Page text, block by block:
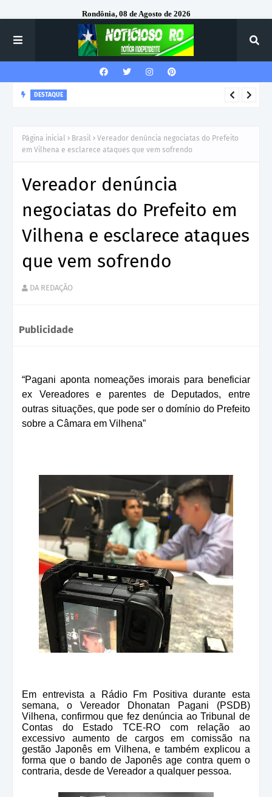
Rondônia, 08 de Agosto de 2026
DESTAQUE
Página inicial Brasil
Vereador denúncia negociatas do Prefeito
em Vilhena e esclarece ataques que vem sofrendo
Vereador denúncia
negociatas do Prefeito em
Vilhena e esclarece ataques
que vem sofrendo
DA REDAÇÃO
Publicidade
“Pagani aponta nomeações imorais para beneficiar
ex Vereadores e parentes de Deputados, entre
outras situações, que pode ser o domínio do Prefeito
sobre a Câmara em Vilhena”
Em entrevista a Rádio Fm Positiva durante esta
semana, o Vereador Dhonatan Pagani (PSDB)
Vilhena, confirmou que fez denúncia ao Tribunal de
Contas do Estado TCE-RO com relação ao
excessivo aumento de cargos em comissão na
gestão Japonês em Vilhena, e também explicou a
forma que o bando de Japonês age contra quem o
contraria, desde de Vereador a qualquer pessoa.